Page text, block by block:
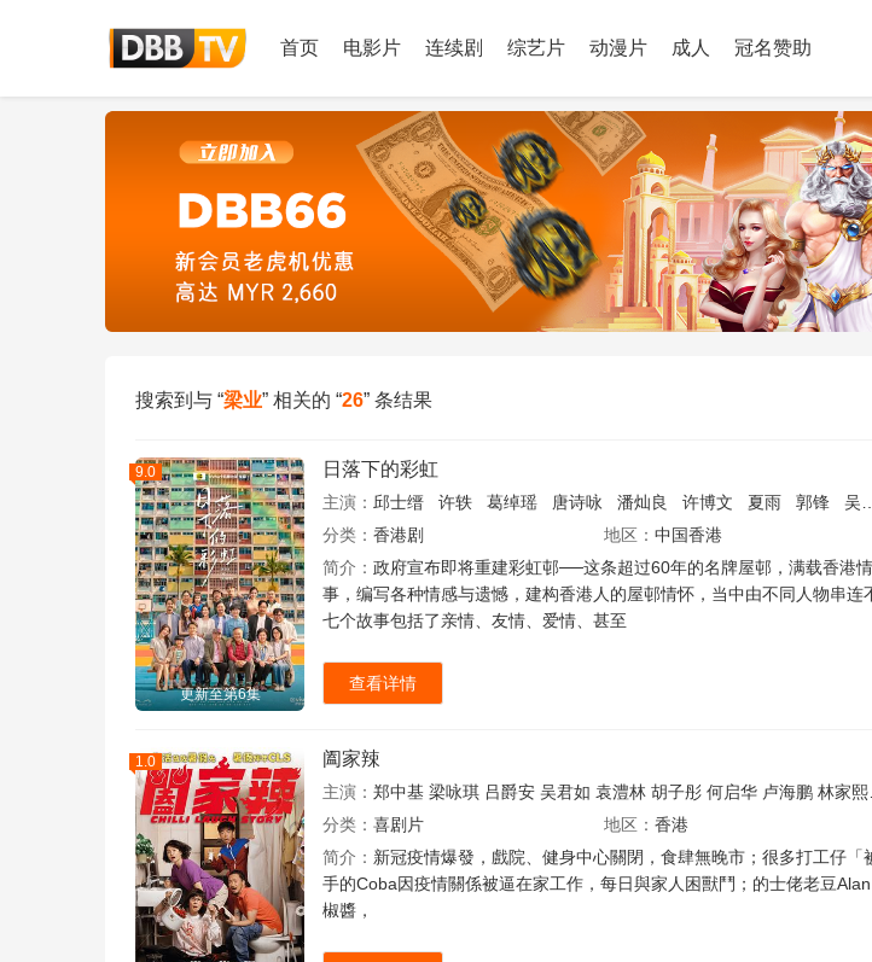
首页 电影片 连续剧 综艺片 动漫片 成人 冠名赞助
搜索到与 “梁业” 相关的 “26” 条结果
9.0
更新至第6集
日落下的彩虹
主演： 邱士缙 许轶 葛绰瑶 唐诗咏 潘灿良 许博文 夏雨 郭锋 吴浣仪
分类： 香港剧 地区：中国香港
简介： 政府宣布即将重建彩虹邨──这条超过60年的名牌屋邨，满载香港
事，编写各种情感与遗憾，建构香港人的屋邨情怀，当中由不同人物串
七个故事包括了亲情、友情、爱情、甚至
查看详情
1.0 阖家辣
主演： 郑中基 梁咏琪 吕爵安 吴君如 袁澧林 胡子彤 何启华 卢海鹏 林家熙
分类： 喜剧片 地区：香港
简介： 新冠疫情爆發，戲院、健身中心關閉，食肆無晚市；很多打工
手的Coba因疫情關係被逼在家工作，每日與家人困獸鬥；的士佬老豆
椒醬，